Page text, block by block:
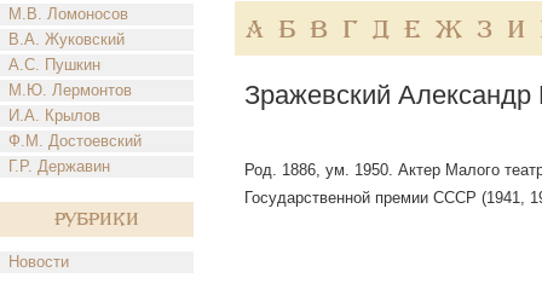
М.В. Ломоносов
В.А. Жуковский
А.С. Пушкин
М.Ю. Лермонтов
И.А. Крылов
Ф.М. Достоевский
Г.Р. Державин
Рубрики
Новости
А Б В Г Д Е Ж З И
Зражевский Александр
Род. 1886, ум. 1950. Актер Малого
Государственной премии СССР (1941,